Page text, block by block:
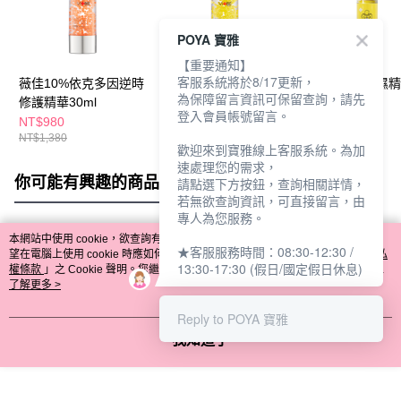
薇佳10%依克多因逆時
修護精華30ml
NT$980
NT$1,380
薇佳10%依克多因B3
亮白精華30ml
NT$980
Dr.HUANG保濕
30ml
你可能有興趣的商品 全站排行
熱門標籤
本網站中使用 cookie，欲查詢有關本網站使用 cookie 方式之詳情，及若您不希
望在電腦上使用 cookie 時應如何變更電腦的 cookie 設定，請參閱本網站「
隱私
權條款 」之 Cookie 聲明。您繼續使用本網站即表示您同意本公司得按本網站使
用條款之 Cookie 聲明使用 cookie。
了解更多 >
我知道了
POYA 寶雅
【重要通知】
客服系統將於8/17更新，
為保障留言資訊可保留查詢，請先
登入會員帳號留言。
歡迎來到寶雅線上客服系統。為加
速處理您的需求，
請點選下方按鈕，查詢相關詳情，
若無欲查詢資訊，可直接留言，由
專人為您服務。
★客服服務時間：08:30-12:30 /
13:30-17:30 (假日/國定假日休息)
Reply to POYA 寶雅